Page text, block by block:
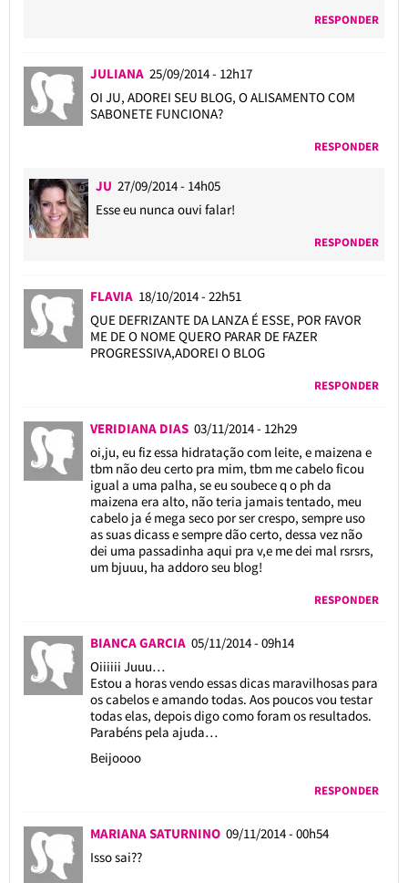
RESPONDER
JULIANA 25/09/2014 - 12h17
OI JU, ADOREI SEU BLOG, O ALISAMENTO COM
SABONETE FUNCIONA?
RESPONDER
JU 27/09/2014 - 14h05
Esse eu nunca ouvi falar!
RESPONDER
FLAVIA 18/10/2014 - 22h51
QUE DEFRIZANTE DA LANZA É ESSE, POR FAVOR
ME DE O NOME QUERO PARAR DE FAZER
PROGRESSIVA,ADOREI O BLOG
RESPONDER
VERIDIANA DIAS 03/11/2014 - 12h29
oi,ju, eu fiz essa hidratação com leite, e maizena e
tbm não deu certo pra mim, tbm me cabelo ficou
igual a uma palha, se eu soubece q o ph da
maizena era alto, não teria jamais tentado, meu
cabelo ja é mega seco por ser crespo, sempre uso
as suas dicass e sempre dão certo, dessa vez não
dei uma passadinha aqui pra v,e me dei mal rsrsrs,
um bjuuu, ha addoro seu blog!
RESPONDER
BIANCA GARCIA 05/11/2014 - 09h14
Oiiiiii Juuu…
Estou a horas vendo essas dicas maravilhosas para
os cabelos e amando todas. Aos poucos vou testar
todas elas, depois digo como foram os resultados.
Parabéns pela ajuda…
Beijoooo
RESPONDER
MARIANA SATURNINO 09/11/2014 - 00h54
Isso sai??